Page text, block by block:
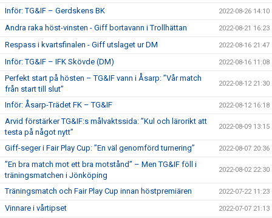
Inför: TG&IF – Gerdskens BK 2022-08-26 14:10
Andra raka höst-vinsten - Giff bortavann i Trollhättan 2022-08-21 16:23
Respass i kvartsfinalen - Giff utslaget ur DM 2022-08-16 21:47
Inför: TG&IF – IFK Skövde (DM) 2022-08-16 11:08
Perfekt start på hösten – TG&IF vann i Åsarp: ”Vår match
från start till slut”
2022-08-12 21:30
Inför: Åsarp-Trädet FK – TG&IF 2022-08-12 16:18
Arvid förstärker TG&IF:s målvaktssida: ”Kul och lärorikt att
testa på något nytt”
2022-08-09 13:15
Giff-seger i Fair Play Cup: ”En väl genomförd turnering” 2022-08-07 20:36
”En bra match mot ett bra motstånd” – Men TG&IF föll i
träningsmatchen i Jönköping
2022-08-02 22:30
Träningsmatch och Fair Play Cup innan höstpremiären 2022-07-22 11:23
Vinnare i vårtipset 2022-07-07 21:13